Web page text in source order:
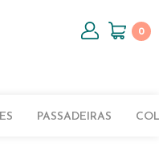
0
PASSADEIRAS